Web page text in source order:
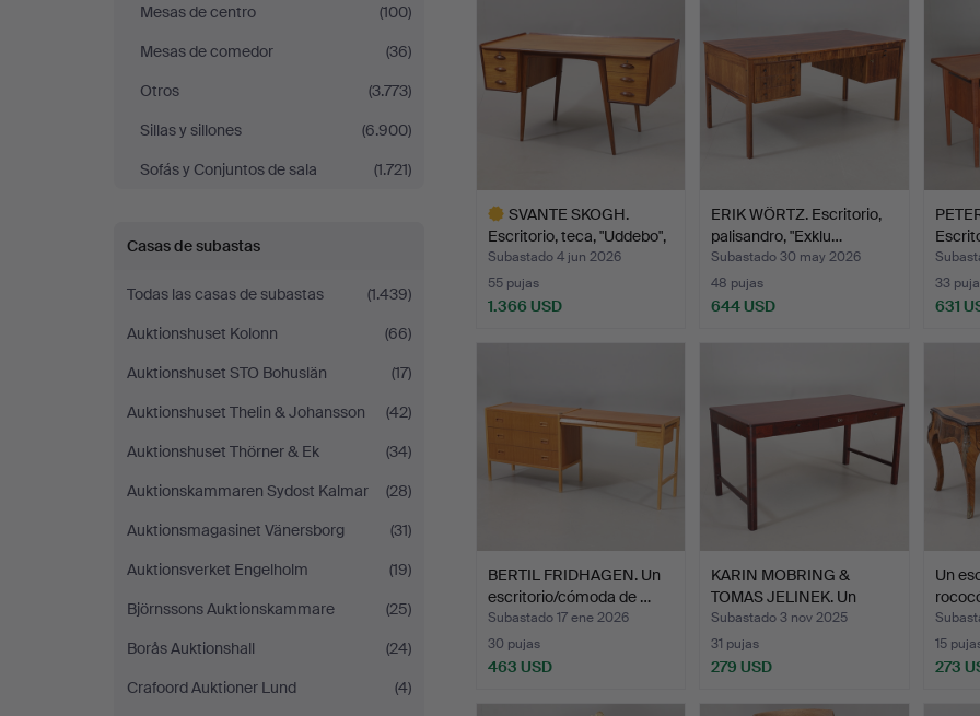
Mesas de centro
(100)
Mesas de comedor
(36)
Otros
(3.773)
Sillas y sillones
(6.900)
Sofás y Conjuntos de sala
(1.721)
Casas de subastas
Todas las casas de subastas
(1.439)
Auktionshuset Kolonn
(66)
Auktionshuset STO Bohuslän
(17)
Auktionshuset Thelin & Johansson
(42)
Auktionshuset Thörner & Ek
(34)
Auktionskammaren Sydost Kalmar
(28)
Auktionsmagasinet Vänersborg
(31)
Auktionsverket Engelholm
(19)
Björnssons Auktionskammare
(25)
Borås Auktionshall
(24)
Crafoord Auktioner Lund
(4)
SVANTE SKOGH.
Escritorio, teca, "Uddebo",
…
Subastado 4 jun 2026
55 pujas
1.366 USD
ERIK WÖRTZ. Escritorio,
palisandro, "Exklu…
Subastado 30 may 2026
48 pujas
644 USD
33
631
BERTIL FRIDHAGEN. Un
escritorio/cómoda de …
Subastado 17 ene 2026
30 pujas
463 USD
KARIN MOBRING &
TOMAS JELINEK. Un
escritor…
Subastado 3 nov 2025
31 pujas
279 USD
Un
15
273